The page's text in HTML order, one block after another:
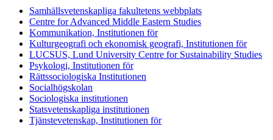
Samhällsvetenskapliga fakultetens webbplats
Centre for Advanced Middle Eastern Studies
Kommunikation, Institutionen för
Kulturgeografi och ekonomisk geografi, Institutionen för
LUCSUS, Lund University Centre for Sustainability Studies
Psykologi, Institutionen för
Rättssociologiska Institutionen
Socialhögskolan
Sociologiska institutionen
Statsvetenskapliga institutionen
Tjänstevetenskap, Institutionen för